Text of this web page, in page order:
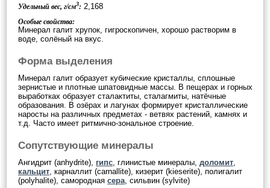
Удельный вес, г/см3: 2,168
Особые свойства:
Минерал галит хрупок, гигроскопичен, хорошо растворим в
воде, солёный на вкус.
Форма выделения
Минерал галит образует кубические кристаллы, сплошные
зернистые и плотные шпатовидные массы. В пещерах и горных
выработках образует сталактиты, сталагмиты, натёчные
образования. В озёрах и лагунах формирует кристаллические
наросты на различных предметах - ветвях растений, камнях и
т.д. Часто имеет ритмично-зональное строение.
Сопутствующие минералы
Ангидрит (anhydrite), гипс, глинистые минералы, доломит,
кальцит, карналлит (carnallite), кизерит (kieserite), полигалит
(polyhalite), самородная сера, сильвин (sylvite)